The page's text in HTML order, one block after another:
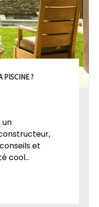
PISCINE ?
un
et
cool...